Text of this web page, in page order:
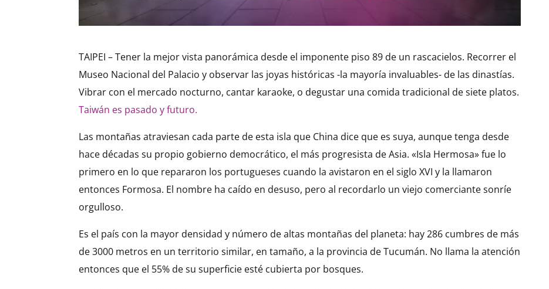
TAIPEI – Tener la mejor vista panorámica desde el imponente piso 89 de un rascacielos. Recorrer el
Museo Nacional del Palacio y observar las joyas históricas -la mayoría invaluables- de las dinastías.
Vibrar con el mercado nocturno, cantar karaoke, o degustar una comida tradicional de siete platos.
Taiwán es pasado y futuro.
Las montañas atraviesan cada parte de esta isla que China dice que es suya, aunque tenga desde
hace décadas su propio gobierno democrático, el más progresista de Asia. «Isla Hermosa» fue lo
primero en lo que repararon los portugueses cuando la avistaron en el siglo XVI y la llamaron
entonces Formosa. El nombre ha caído en desuso, pero al recordarlo un viejo comerciante sonríe
orgulloso.
Es el país con la mayor densidad y número de altas montañas del planeta: hay 286 cumbres de más
de 3000 metros en un territorio similar, en tamaño, a la provincia de Tucumán. No llama la atención
entonces que el 55% de su superficie esté cubierta por bosques.